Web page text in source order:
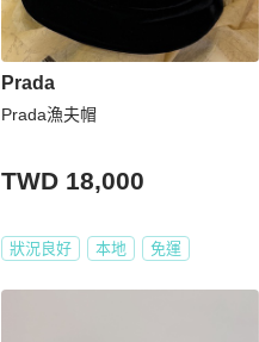
Prada
Prada漁夫帽
TWD 18,000
狀況良好 本地 免運